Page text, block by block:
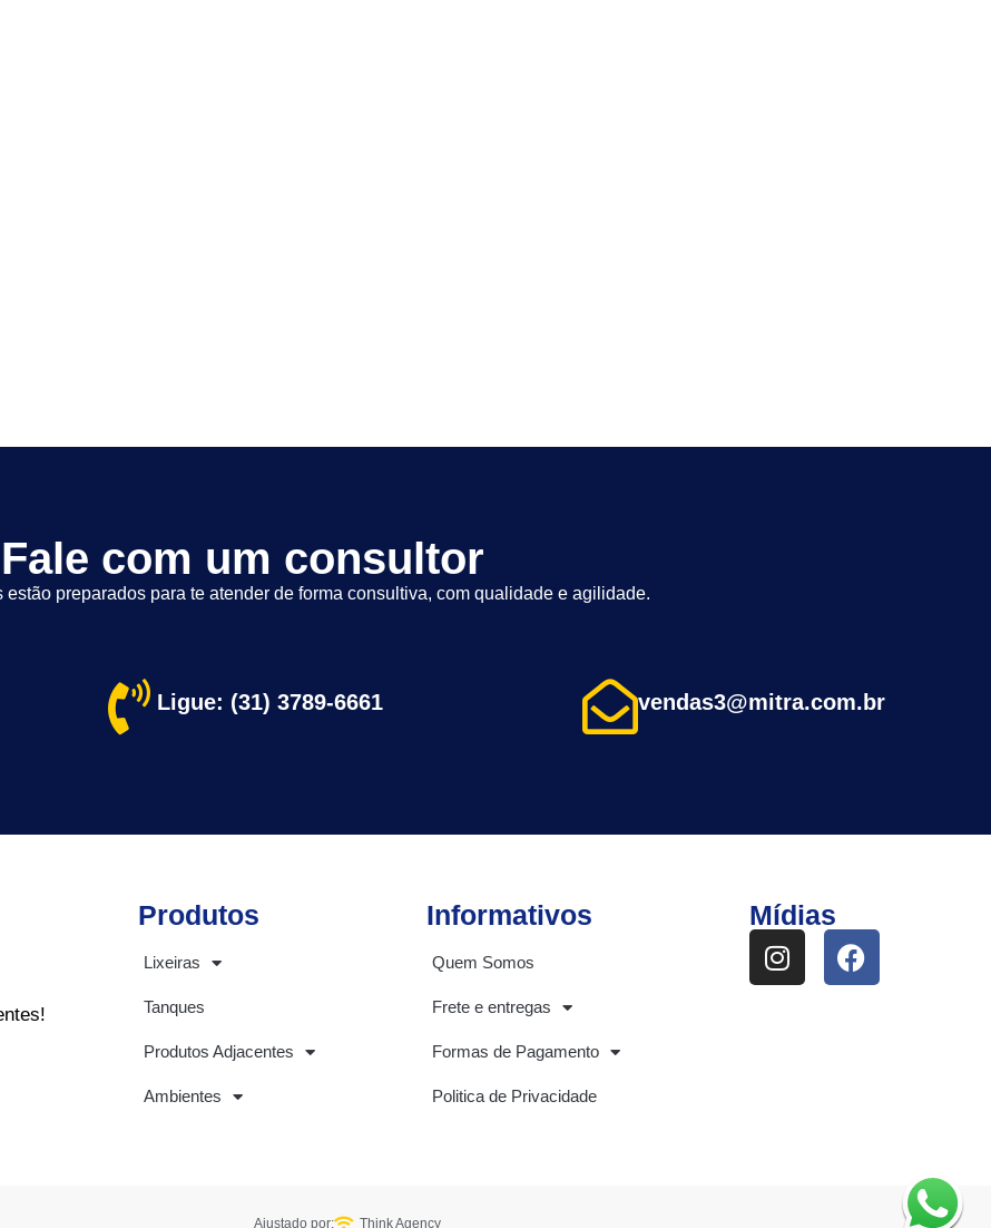
Fale com um consultor
estão preparados para te atender de forma consultiva, com qualidade e agilidade.
Ligue: (31) 3789-6661 vendas3@mitra.com.br
Produtos
Lixeiras
Tanques
Produtos Adjacentes
Ambientes
Informativos
Quem Somos
Frete e entregas
Formas de Pagamento
Politica de Privacidade
Mídias
Ajustado por: Think Agency